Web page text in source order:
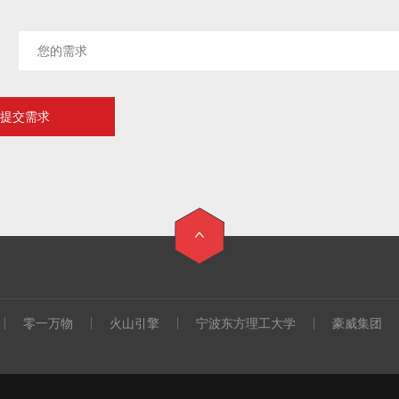
零一万物 火山引擎 宁波东方理工大学 豪威集团